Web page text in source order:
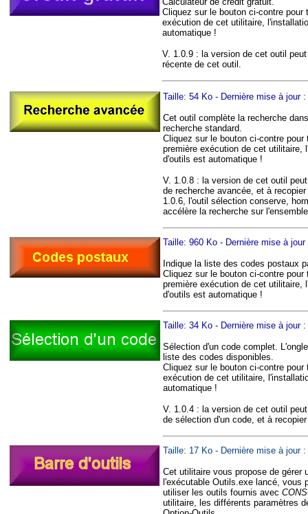
Cliquez sur le bouton ci-contre
exécution de cet utilitaire,
automatique !
V. 1.0.9 : la version de cet outil
récente de cet outil.
Taille: 54 Ko - Dernière mise à jour
Cet outil complète la recherche
recherche standard.
Cliquez sur le bouton ci-contre
première exécution de cet
d'outils est automatique !
V. 1.0.8 : la version de cet outil
de recherche avancée, et à
1.0.6, l'outil sélection conserve,
accélère la recherche sur
Taille: 960 Ko - Dernière mise à
Indique la liste des codes postaux
Cliquez sur le bouton ci-contre
première exécution de cet
d'outils est automatique !
Taille: 34 Ko - Dernière mise à jour
Sélection d'un code complet.
liste des codes disponibles.
Cliquez sur le bouton ci-contre
exécution de cet utilitaire,
automatique !
V. 1.0.4 : la version de cet outil
de sélection d'un code, et à
Taille: 17 Ko - Dernière mise à jour
Cet utilitaire vous propose de gérer
l'exécutable Outils.exe lancé, vous
utiliser les outils fournis avec
utilitaire, les différents paramètres